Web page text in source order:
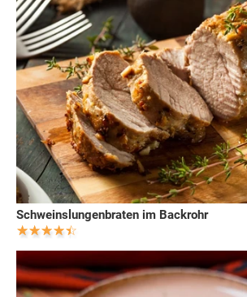
Schweinslungenbraten im Backrohr